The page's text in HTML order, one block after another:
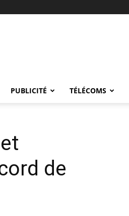
PUBLICITÉ TÉLÉCOMS
de